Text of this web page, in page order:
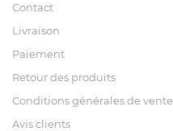
Contact
Livraison
Paiement
Retour des produits
Conditions générales de vente
Avis clients